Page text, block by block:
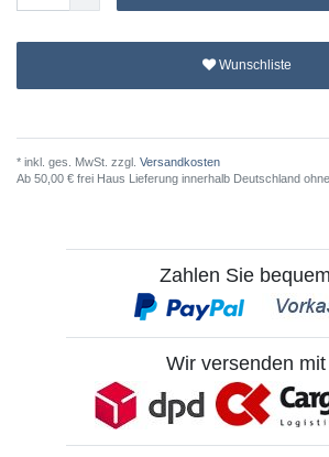
Wunschliste
* inkl. ges. MwSt. zzgl. Versandkosten
Ab 50,00 € frei Haus Lieferung innerhalb Deutschland
Zahlen Sie
Wir versenden mit